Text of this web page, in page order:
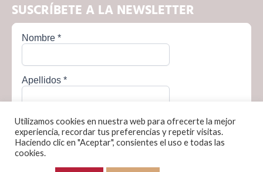
SUSCRÍBETE A LA NEWSLETTER
Utilizamos cookies en nuestra web para ofrecerte la mejor
experiencia, recordar tus preferencias y repetir visitas.
Haciendo clic en "Aceptar", consientes el uso e todas las
cookies.